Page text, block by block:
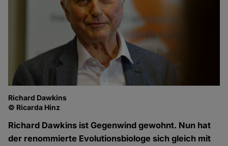
Richard Dawkins
© Ricarda Hinz
Richard Dawkins ist Gegenwind gewohnt. Nun hat
der renommierte Evolutionsbiologe sich gleich mit